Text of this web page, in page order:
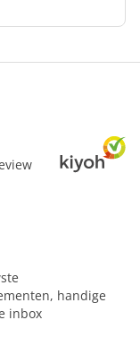
handige
inbox